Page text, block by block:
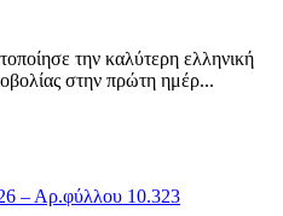
την καλύτερη ελληνική
στην πρώτη ημέρ...
– Αρ.φύλλου 10.323